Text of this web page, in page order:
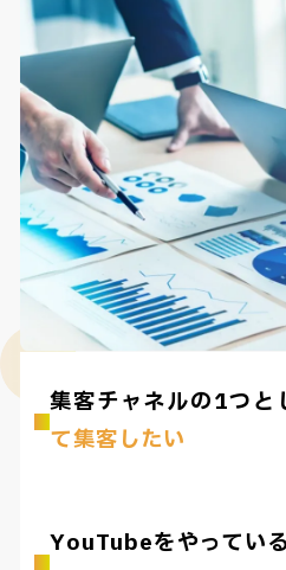
集客チャネルの1つと
て集客したい
YouTubeをやってい